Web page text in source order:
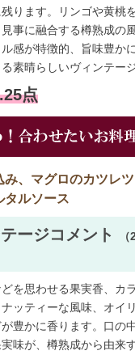
ります。リンゴや黄桃
事に融合する樽熟成の
感が特徴的、旨味豊か
素晴らしいヴィンテージ
点
、マグロのカツレ
タルソース
ージコメント
を思わせる果実香、カ
ッティーな風味、オイ
豊かに香ります。口の
味が、樽熟成から由来